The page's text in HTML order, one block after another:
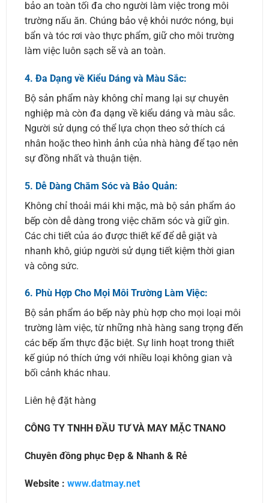
bảo an toàn tối đa cho người làm việc trong môi
trường nấu ăn. Chúng bảo vệ khỏi nước nóng, bụi
bẩn và tóc rơi vào thực phẩm, giữ cho môi trường
làm việc luôn sạch sẽ và an toàn.
4. Đa Dạng về Kiểu Dáng và Màu Sắc:
Bộ sản phẩm này không chỉ mang lại sự chuyên
nghiệp mà còn đa dạng về kiểu dáng và màu sắc.
Người sử dụng có thể lựa chọn theo sở thích cá
nhân hoặc theo hình ảnh của nhà hàng để tạo nên
sự đồng nhất và thuận tiện.
5. Dễ Dàng Chăm Sóc và Bảo Quản:
Không chỉ thoải mái khi mặc, mà bộ sản phẩm áo
bếp còn dễ dàng trong việc chăm sóc và giữ gìn.
Các chi tiết của áo được thiết kế để dễ giặt và
nhanh khô, giúp người sử dụng tiết kiệm thời gian
và công sức.
6. Phù Hợp Cho Mọi Môi Trường Làm Việc:
Bộ sản phẩm áo bếp này phù hợp cho mọi loại môi
trường làm việc, từ những nhà hàng sang trọng đến
các bếp ẩm thực đặc biệt. Sự linh hoạt trong thiết
kế giúp nó thích ứng với nhiều loại không gian và
bối cảnh khác nhau.
Liên hệ đặt hàng
CÔNG TY TNHH ĐẦU TƯ VÀ MAY MẶC TNANO
Chuyên đồng phục Đẹp & Nhanh & Rẻ
Website : www.datmay.net